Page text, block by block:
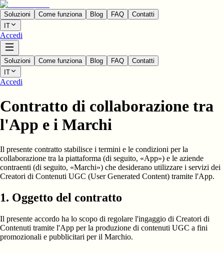
Soluzioni Come funziona Blog FAQ
Contatti
IT
Accedi
Soluzioni Come funziona Blog FAQ
Contatti
IT
Accedi
Contratto di collaborazione tra
l'App e i Marchi
Il presente contratto stabilisce i termini e le condizioni per la
collaborazione tra la piattaforma (di seguito, «App») e le aziende
contraenti (di seguito, «Marchi») che desiderano utilizzare i servizi dei
Creatori di Contenuti UGC (User Generated Content) tramite l'App.
1. Oggetto del contratto
Il presente accordo ha lo scopo di regolare l'ingaggio di Creatori di
Contenuti tramite l'App per la produzione di contenuti UGC a fini
promozionali e pubblicitari per il Marchio.